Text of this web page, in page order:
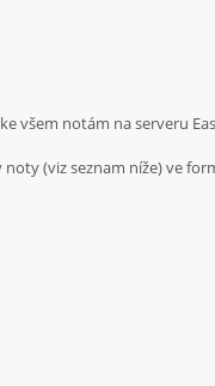
všem notám na serveru
(viz seznam níže) ve